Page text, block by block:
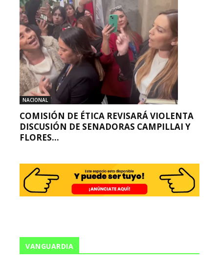
NACIONAL
COMISIÓN DE ÉTICA REVISARÁ VIOLENTA
DISCUSIÓN DE SENADORAS CAMPILLAI Y
FLORES...
VANGUARDIA